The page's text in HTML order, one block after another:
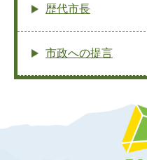
歴代市長
市政への提言